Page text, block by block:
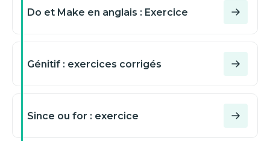
Do et Make en anglais : Exercice
Génitif : exercices corrigés
Since ou for : exercice